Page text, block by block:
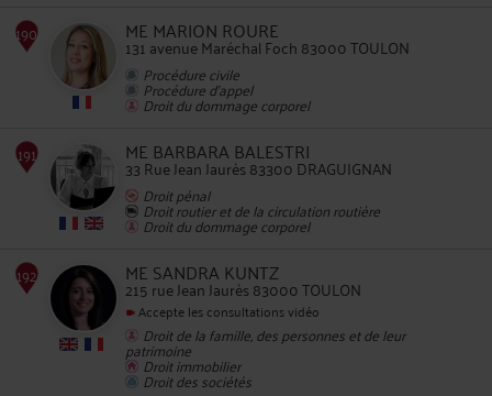
189
ME MARION ROURE
131 avenue Maréchal Foch 83000 TOULON
Procédure civile
Procédure d'appel
Droit du dommage corporel
ME BARBARA BALESTRI
33 Rue Jean Jaurès 83300 DRAGUIGNAN
Droit pénal
Droit routier et de la circulation routière
Droit du dommage corporel
ME SANDRA KUNTZ
215 rue Jean Jaurès 83000 TOULON
Accepte les consultations vidéo
Droit de la famille, des personnes et de leur
patrimoine
Droit immobilier
Droit des sociétés